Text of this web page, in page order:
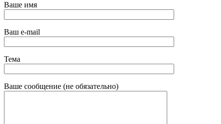
Ваше имя
Ваш e-mail
Тема
Ваше сообщение (не обязательно)